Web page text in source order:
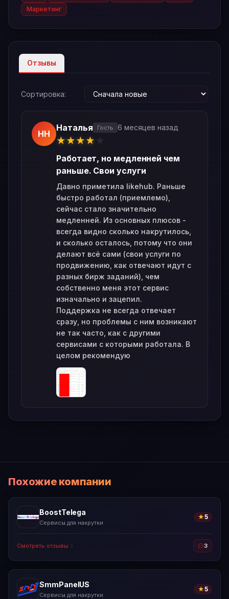
Маркетинг
Отзывы
Сортировка:
НН
Наталья Гость 6 месяцев назад
★★★★
Работает, но медленней чем
раньше. Свои услуги
Давно приметила likehub. Раньше
быстро работал (приемлемо),
сейчас стало значительно
медленней. Из основных плюсов -
всегда видно сколько накрутилось,
и сколько осталось, потому что они
делают всё сами (свои услуги по
продвижению, как отвечают идут с
разных бирж заданий), чем
собственно меня этот сервис
изначально и зацепил.
Поддержка не всегда отвечает
сразу, но проблемы с ним возникают
не так часто, как с другими
сервисами с которыми работала. В
целом рекомендую
Похожие компании
BoostTelega
Сервисы для накрутки
★5
Смотреть отзывы 3
SmmPanelUS
Сервисы для накрутки
★5